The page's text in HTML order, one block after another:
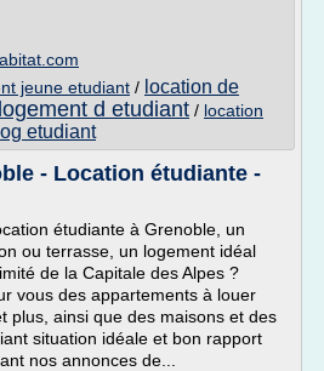
jeune etudiant / location de
logement d etudiant / location
log etudiant
- Location étudiante -
étudiante à Grenoble, un
ou terrasse, un logement idéal
de la Capitale des Alpes ?
vous des appartements à louer
plus, ainsi que des maisons et des
situation idéale et bon rapport
nos annonces de...